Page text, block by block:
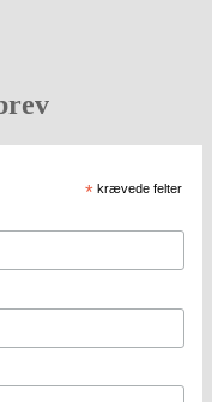
* krævede felter